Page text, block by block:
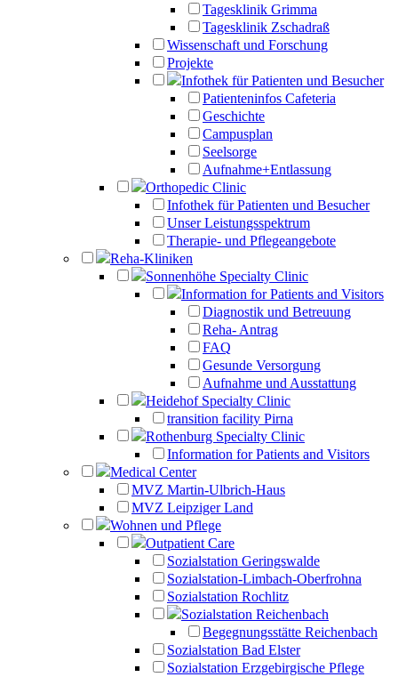
Tagesklinik Grimma
Tagesklinik Zschadraß
Wissenschaft und Forschung
Projekte
Infothek für Patienten und Besucher
Patienteninfos Cafeteria
Geschichte
Campusplan
Seelsorge
Aufnahme+Entlassung
Orthopedic Clinic
Infothek für Patienten und Besucher
Unser Leistungsspektrum
Therapie- und Pflegeangebote
Reha-Kliniken
Sonnenhöhe Specialty Clinic
Information for Patients and Visitors
Diagnostik und Betreuung
Reha- Antrag
FAQ
Gesunde Versorgung
Aufnahme und Ausstattung
Heidehof Specialty Clinic
transition facility Pirna
Rothenburg Specialty Clinic
Information for Patients and Visitors
Medical Center
MVZ Martin-Ulbrich-Haus
MVZ Leipziger Land
Wohnen und Pflege
Outpatient Care
Sozialstation Geringswalde
Sozialstation-Limbach-Oberfrohna
Sozialstation Rochlitz
Sozialstation Reichenbach
Begegnungsstätte Reichenbach
Sozialstation Bad Elster
Sozialstation Erzgebirgische Pflege